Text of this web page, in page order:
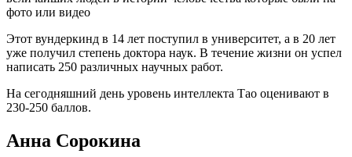
Этот вундеркинд в 14 лет поступил в университет, а в 20 лет
уже получил степень доктора наук. В течение жизни он успел
написать 250 различных научных работ.
На сегодняшний день уровень интеллекта Тао оценивают в
230-250 баллов.
Анна Сорокина